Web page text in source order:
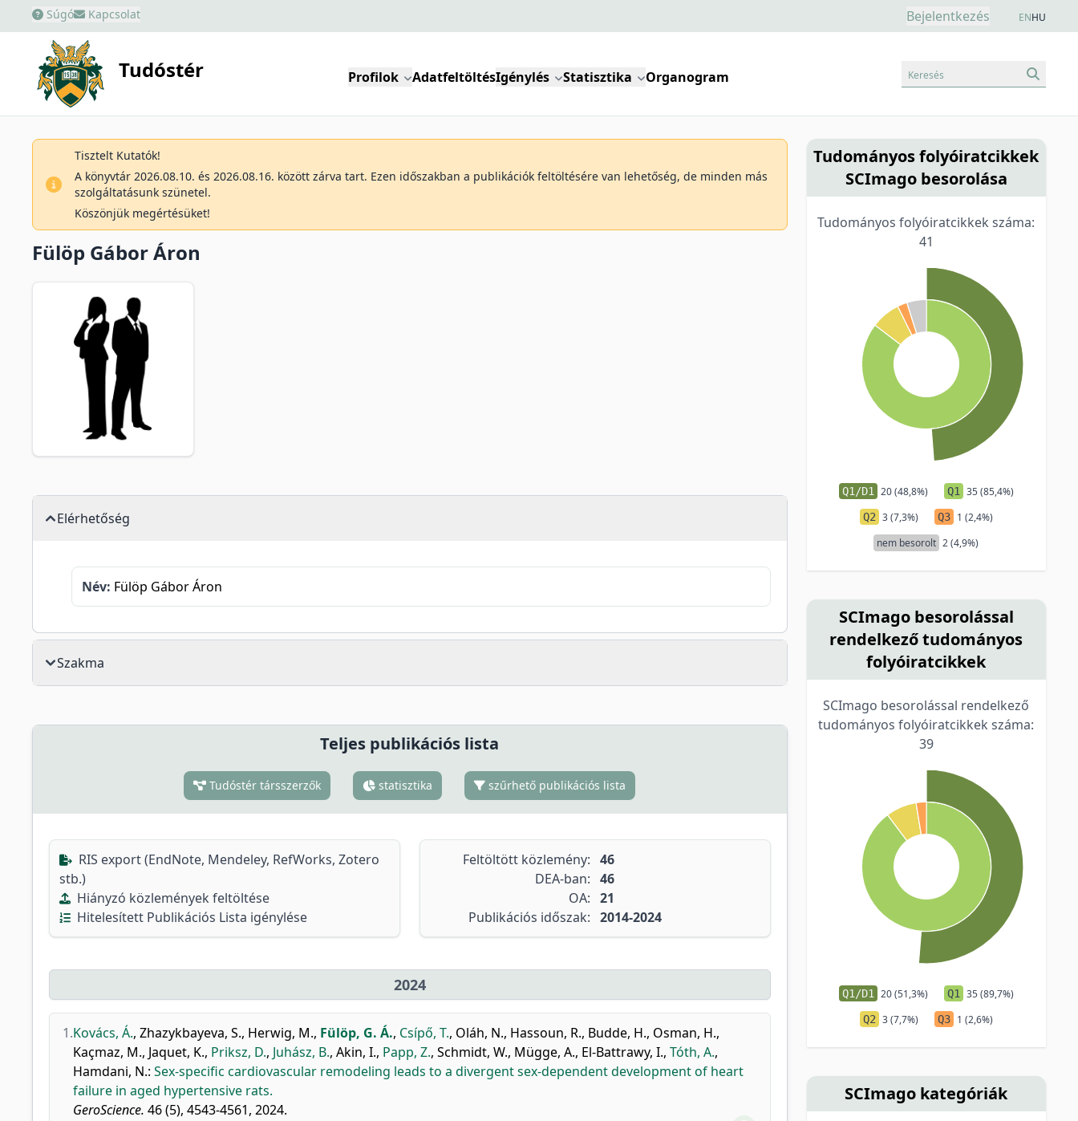
Súgó Kapcsolat Bejelentkezés ENHU
Tudóstér Profilok AdatfeltöltésIgénylés Statisztika Organogram Keresés
Tisztelt Kutatók!
A könyvtár 2026.08.10. és 2026.08.16. között zárva tart. Ezen időszakban a publikációk feltöltésére van lehetőség, de minden más
szolgáltatásunk szünetel.
Köszönjük megértésüket!
Fülöp Gábor Áron
Elérhetőség
Név: Fülöp Gábor Áron
Szakma
Teljes publikációs lista
Tudóstér társszerzők statisztika szűrhető publikációs lista
RIS export (EndNote, Mendeley, RefWorks, Zotero
stb.)
Hiányzó közlemények feltöltése
Hitelesített Publikációs Lista igénylése
Feltöltött közlemény: 46
DEA-ban: 46
OA: 21
Publikációs időszak: 2014-2024
2024
1.Kovács, Á., Zhazykbayeva, S., Herwig, M., Fülöp, G. Á., Csípő, T., Oláh, N., Hassoun, R., Budde, H., Osman, H.,
Kaçmaz, M., Jaquet, K., Priksz, D., Juhász, B., Akin, I., Papp, Z., Schmidt, W., Mügge, A., El-Battrawy, I., Tóth, A.,
Hamdani, N.: Sex-specific cardiovascular remodeling leads to a divergent sex-dependent development of heart
failure in aged hypertensive rats.
GeroScience. 46 (5), 4543-4561, 2024.
Tudományos folyóiratcikkek
SCImago besorolása
Tudományos folyóiratcikkek száma:
41
Q1/D1 20 (48,8%) Q1 35 (85,4%)
Q2 3 (7,3%) Q3 1 (2,4%)
nem besorolt 2 (4,9%)
SCImago besorolással
rendelkező tudományos
folyóiratcikkek
SCImago besorolással rendelkező
tudományos folyóiratcikkek száma:
39
Q1/D1 20 (51,3%) Q1 35 (89,7%)
Q2 3 (7,7%) Q3 1 (2,6%)
SCImago kategóriák